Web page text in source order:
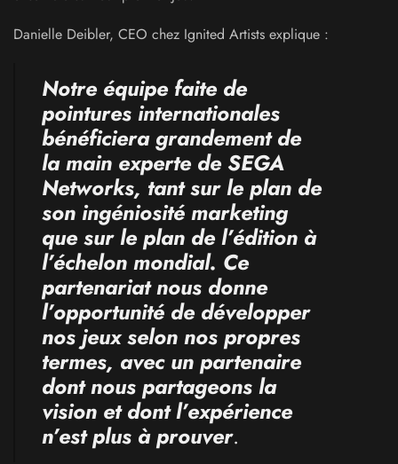
Danielle Deibler, CEO chez Ignited Artists explique :
Notre équipe faite de
pointures internationales
bénéficiera grandement de
la main experte de SEGA
Networks, tant sur le plan de
son ingéniosité marketing
que sur le plan de l’édition à
l’échelon mondial. Ce
partenariat nous donne
l’opportunité de développer
nos jeux selon nos propres
termes, avec un partenaire
dont nous partageons la
vision et dont l’expérience
n’est plus à prouver.